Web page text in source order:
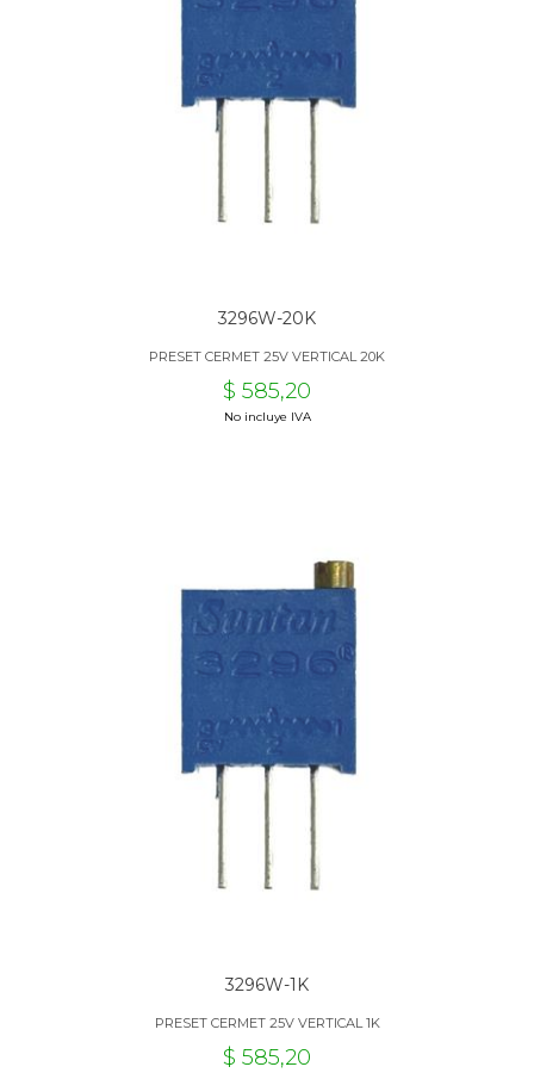
3296W-20K
PRESET CERMET 25V VERTICAL 20K
$ 585,20
No incluye IVA
3296W-1K
PRESET CERMET 25V VERTICAL 1K
$ 585,20